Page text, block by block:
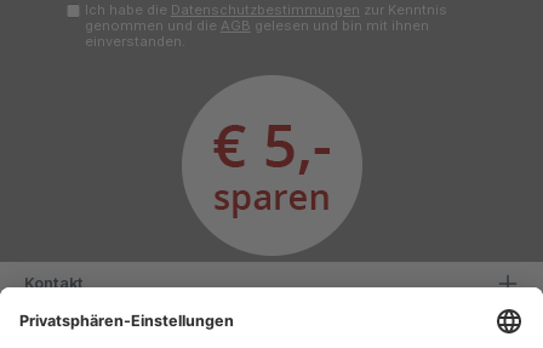
Ich habe die Datenschutzbestimmungen zur Kenntnis
genommen und die AGB gelesen und bin mit ihnen
einverstanden.
Kontakt
Serviceinformationen